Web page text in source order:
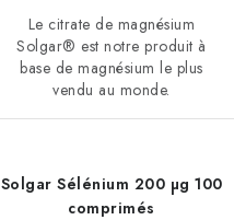
Le citrate de magnésium
Solgar® est notre produit à
base de magnésium le plus
vendu au monde.
Solgar Sélénium 200 µg 100
comprimés